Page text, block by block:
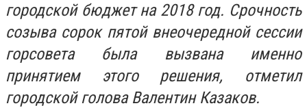
городской бюджет на 2018 год. Срочность
созыва сорок пятой внеочередной сессии
горсовета была вызвана именно
принятием этого решения, отметил
городской голова Валентин Казаков.